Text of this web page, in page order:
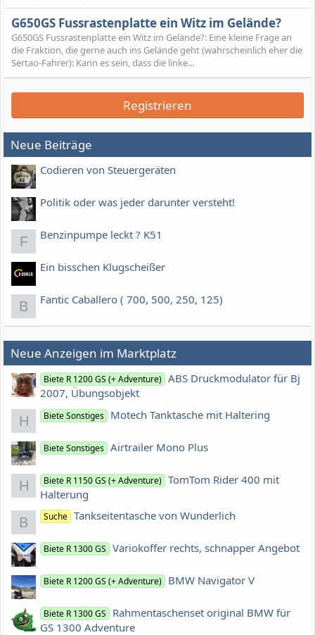
G650GS Fussrastenplatte ein Witz im Gelände?
G650GS Fussrastenplatte ein Witz im Gelände?: Eine kleine Frage an
die Fraktion, die gerne auch ins Gelände geht (wahrscheinlich eher die
Sertao-Fahrer): Kann es sein, dass die linke...
Registrieren
Neue Beiträge
Codieren von Steuergeräten
Politik oder was jeder darunter versteht!
F Benzinpumpe leckt ? K51
Ein bisschen Klugscheißer
B Fantic Caballero ( 700, 500, 250, 125)
Neue Anzeigen im Marktplatz
Biete R 1200 GS (+ Adventure) ABS Druckmodulator für Bj
2007, Übungsobjekt
H Biete Sonstiges Motech Tanktasche mit Haltering
Biete Sonstiges Airtrailer Mono Plus
H Biete R 1150 GS (+ Adventure) TomTom Rider 400 mit
Halterung
B Suche Tankseitentasche von Wunderlich
Biete R 1300 GS Variokoffer rechts, schnapper Angebot
Biete R 1200 GS (+ Adventure) BMW Navigator V
Biete R 1300 GS
Rahmentaschenset original BMW für
GS 1300 Adventure